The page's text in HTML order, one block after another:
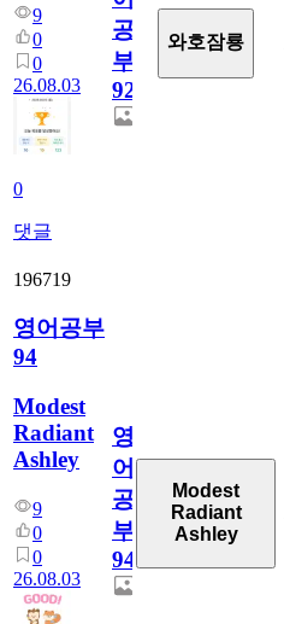
9
0
0
26.08.03
0
댓글
공
부
927
와호잠룡
196719
영어공부
94
Modest
Radiant
Ashley
9
0
0
26.08.03
영
어
공
부
94
Modest
Radiant
Ashley